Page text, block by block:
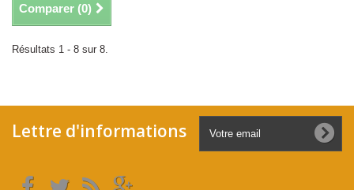
Comparer (0)
Résultats 1 - 8 sur 8.
Lettre d'informations